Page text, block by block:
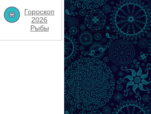
Гороскоп
2026
Рыбы